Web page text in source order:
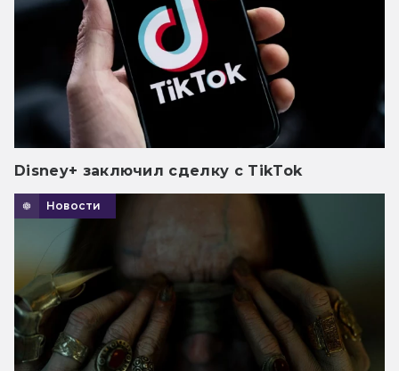
Disney+ заключил сделку с TikTok
Новости